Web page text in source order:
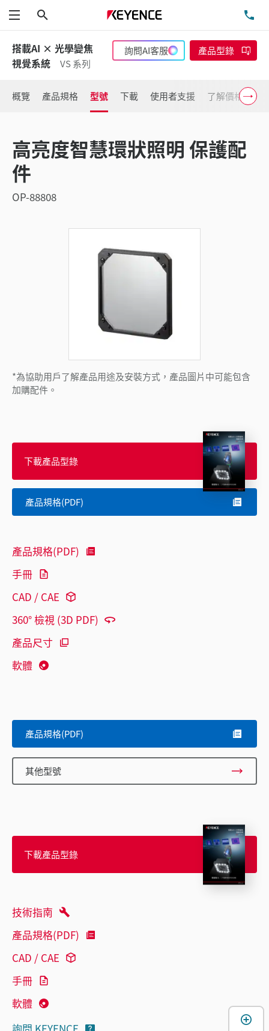
功能表
搭載AI × 光學變焦
視覺系統
VS 系列
詢問AI客服 產品型錄
概覽 產品規格 型號 下載 使用者支援 了解價格
高亮度智慧環狀照明 保護配
件
OP-88808
*為協助用戶了解產品用途及安裝方式，產品圖片中可能包含
加購配件。
下載產品型錄
產品規格(PDF)
產品規格(PDF)
手冊
CAD / CAE
360° 檢視 (3D PDF)
產品尺寸
軟體
產品規格(PDF)
其他型號
下載產品型錄
技術指南
產品規格(PDF)
CAD / CAE
手冊
軟體